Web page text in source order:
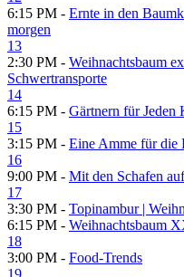
6:15 PM - Ernte in den
morgen
13
2:30 PM - Weihnachtsbaum
Schwertransporte
14
6:15 PM - Gärtnern für Jeden
15
3:15 PM - Eine Amme für die
16
9:00 PM - Mit den Schafen
17
3:30 PM - Topinambur |
6:15 PM - Weihnachtsbaum
18
3:00 PM - Food-Trends
19